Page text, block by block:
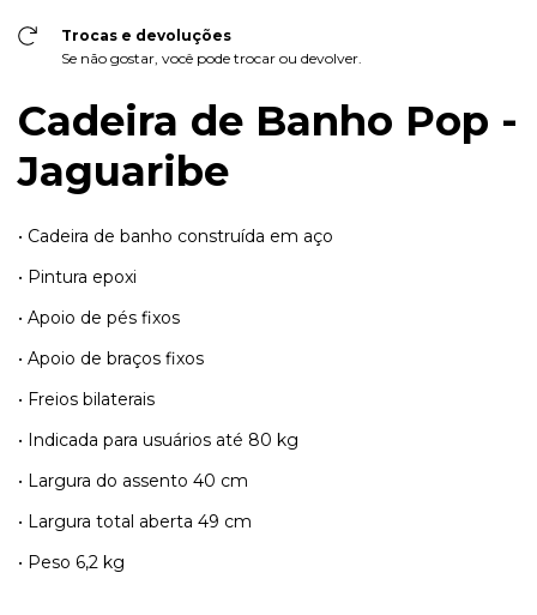
Trocas e devoluções
Se não gostar, você pode trocar ou devolver.
Cadeira de Banho Pop -
Jaguaribe
• Cadeira de banho construída em aço
• Pintura epoxi
• Apoio de pés fixos
• Apoio de braços fixos
• Freios bilaterais
• Indicada para usuários até 80 kg
• Largura do assento 40 cm
• Largura total aberta 49 cm
• Peso 6,2 kg